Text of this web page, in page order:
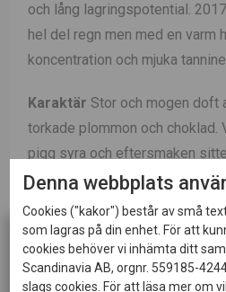
och lång lagringspotential.
hel del regn men med en varm
koncentration och mjuka
Karaktär Stor och mogen doft
torkade plommon och choklad.
pigg syra och eftersmaken
Vinet macereras i
sedan i
Vinet genomgår malolaktisk
Denna webbplats
Cookies ("kakor") består av små
som lagras på din enhet. För att
cookies behöver vi inhämta ditt
Scandinavia AB, orgnr. 559185-
slags cookies. För att läsa mer om